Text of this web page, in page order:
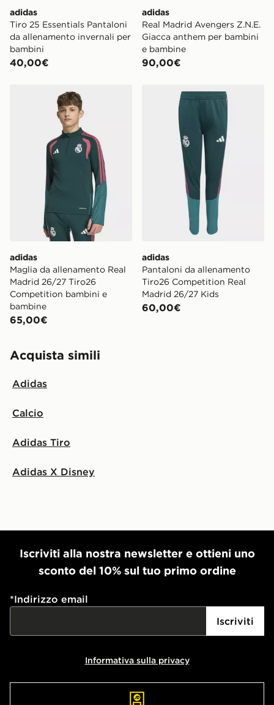
adidas
Tiro 25 Essentials Pantaloni
da allenamento invernali per
bambini
40,00€
adidas
Real Madrid Avengers Z.N.E.
Giacca anthem per bambini
e bambine
90,00€
adidas Maglia da allenamento Real Madrid 26/27
adidas
Maglia da allenamento Real
Madrid 26/27 Tiro26
Competition bambini e
bambine
65,00€
adidas Pantaloni da
adidas
Pantaloni da allenamento
Tiro26 Competition Real
Madrid 26/27 Kids
60,00€
Acquista simili
Adidas
Calcio
Adidas Tiro
Adidas X Disney
Iscriviti alla nostra newsletter e ottieni uno
sconto del 10% sul tuo primo ordine
*Indirizzo email
Iscriviti
Informativa sulla privacy